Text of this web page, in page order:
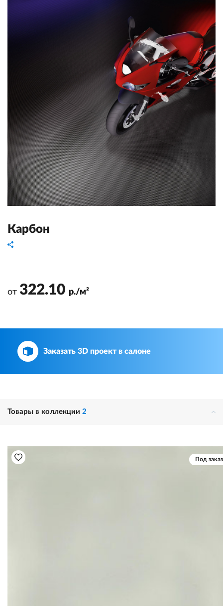
Карбон
от 322.10 р./м²
Заказать 3D проект в салоне
Товары в коллекции 2
Под заказ